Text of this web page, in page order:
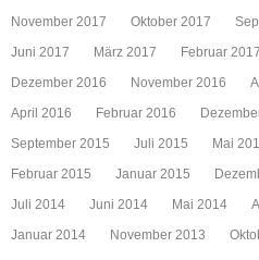
November 2017
Oktober 2017
Juni 2017
März 2017 Februar 2017
Dezember 2016
November 2016
April 2016
Februar 2016
September 2015
Juli 2015 Mai
Februar 2015
Januar 2015
Juli 2014
Juni 2014 Mai 2014
Januar 2014
November 2013